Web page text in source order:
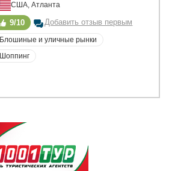
США, Атланта
9/10 Добавить отзыв первым
Блошиные и уличные рынки
Шоппинг